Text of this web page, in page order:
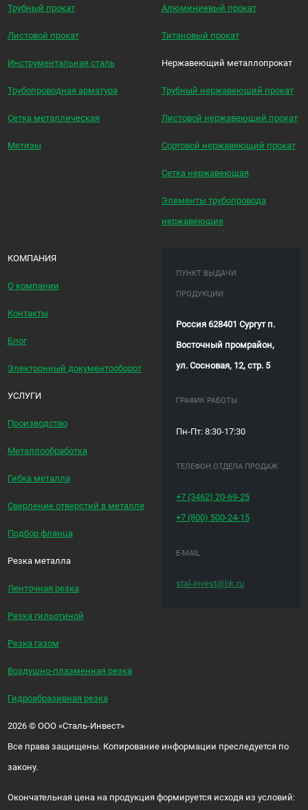
Трубный прокат
Листовой прокат
Инструментальная сталь
Трубопроводная арматура
Сетка металлическая
Метизы
Алюминиевый прокат
Титановый прокат
Нержавеющий металлопрокат
Трубный нержавеющий прокат
Листовой нержавеющий прокат
Сортовой нержавеющий прокат
Сетка нержавеющая
Элементы трубопровода
нержавеющие
КОМПАНИЯ
О компании
Контакты
Блог
Электронный документооборот
УСЛУГИ
Производство
Металлообработка
Гибка металла
Сверление отверстий в металле
Подбор фланца
Резка металла
Ленточная резка
Резка гильотиной
Резка газом
Воздушно-плазменная резка
Гидроабразивная резка
ПУНКТ ВЫДАЧИ
ПРОДУКЦИИ
Россия 628401 Сургут п.
Восточный промрайон,
ул. Сосновая, 12, стр. 5
ГРАФИК РАБОТЫ
Пн-Пт: 8:30-17:30
ТЕЛЕФОН ОТДЕЛА ПРОДАЖ
+7 (3462)20-69-25
+7 (800) 500-24-15
E-MAIL
stal-invest@bk.ru
2026 ©ООО «Сталь-Инвест»
Все права защищены. Копирование информации преследуется по
закону.
Окончательная цена на продукция формируется исходя из условий: